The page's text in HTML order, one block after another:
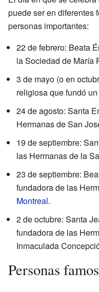
puede ser en diferentes
personas importantes:
22 de febrero: Beata
la Sociedad de María
3 de mayo (o en
religiosa que fundó
24 de agosto: Santa
Hermanas de San
19 de septiembre:
las Hermanas de la
23 de septiembre:
fundadora de las
Montreal.
2 de octubre: Santa
fundadora de las
Inmaculada
Personas